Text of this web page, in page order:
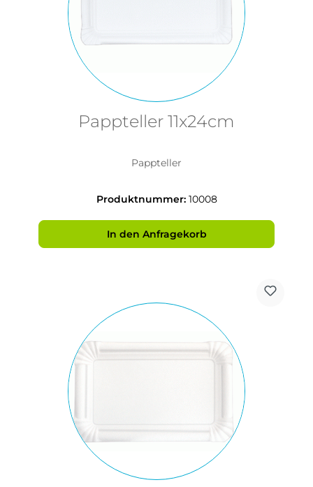
Pappteller 11x24cm
Pappteller
Produktnummer: 10008
In den Anfragekorb